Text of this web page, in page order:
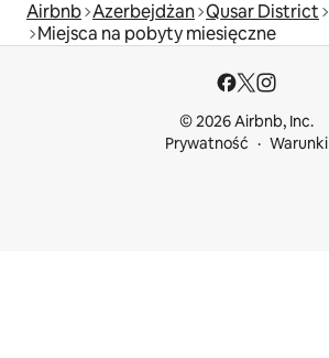
Airbnb Azerbejdżan Qusar District
Miejsca na pobyty miesięczne
© 2026 Airbnb, Inc.
Prywatność
Warunki